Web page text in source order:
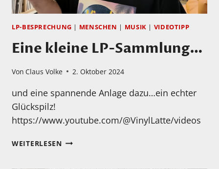
LP-BESPRECHUNG | MENSCHEN | MUSIK | VIDEOTIPP
Eine kleine LP-Sammlung…
Von Claus Volke 2. Oktober 2024
und eine spannende Anlage dazu…ein echter
Glückspilz!
https://www.youtube.com/@VinylLatte/videos
WEITERLESENEINE